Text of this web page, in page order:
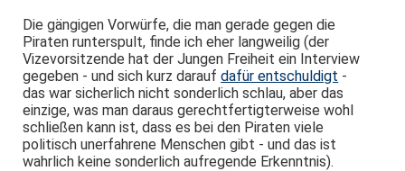
Die gängigen Vorwürfe, die man gerade gegen die
Piraten runterspult, finde ich eher langweilig (der
Vizevorsitzende hat der Jungen Freiheit ein Interview
gegeben - und sich kurz daraufdafür entschuldigt -
das war sicherlich nicht sonderlich schlau, aber das
einzige, was man daraus gerechtfertigterweise wohl
schließen kann ist, dass es bei den Piraten viele
politisch unerfahrene Menschen gibt - und das ist
wahrlich keine sonderlich aufregende Erkenntnis).